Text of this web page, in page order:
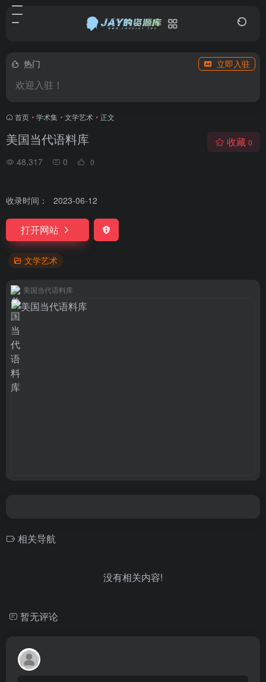
热门 立即入驻
欢迎入驻！
首页 • 学术集 • 文学艺术 • 正文
美国当代语料库
48,317 0 0
收藏 0
收录时间： 2023-06-12
打开网站
文学艺术
美国当代语料库
相关导航
没有相关内容!
暂无评论